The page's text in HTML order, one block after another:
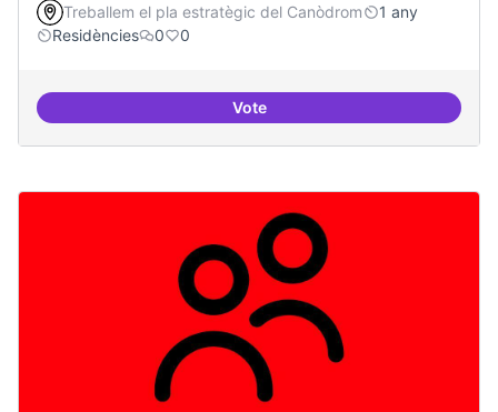
Treballem el pla estratègic del Canòdrom
1 any
Residències
0 0
VoteComunitat i continuitat